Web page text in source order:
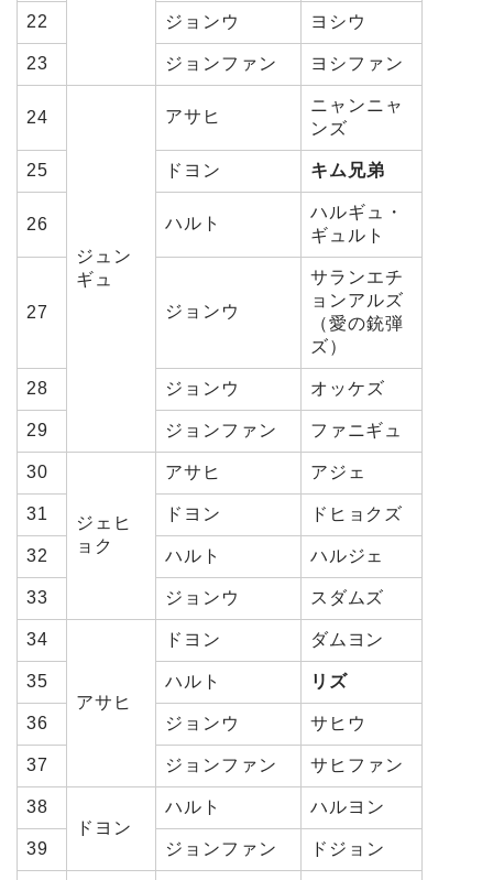
22 ジョンウ ヨシウ
23 ジョンファン ヨシファン
24
ジュン
ギュ
アサヒ
ニャンニャ
ンズ
25 ドヨン キム兄弟
26 ハルト
ハルギュ・
ギュルト
27 ジョンウ
サランエチ
ョンアルズ
（愛の銃弾
ズ）
28 ジョンウ オッケズ
29 ジョンファン ファニギュ
30
ジェヒ
ョク
アサヒ アジェ
31 ドヨン ドヒョクズ
32 ハルト ハルジェ
33 ジョンウ スダムズ
34
アサヒ
ドヨン ダムヨン
35 ハルト リズ
36 ジョンウ サヒウ
37 ジョンファン サヒファン
38
ドヨン
ハルト ハルヨン
39 ジョンファン ドジョン